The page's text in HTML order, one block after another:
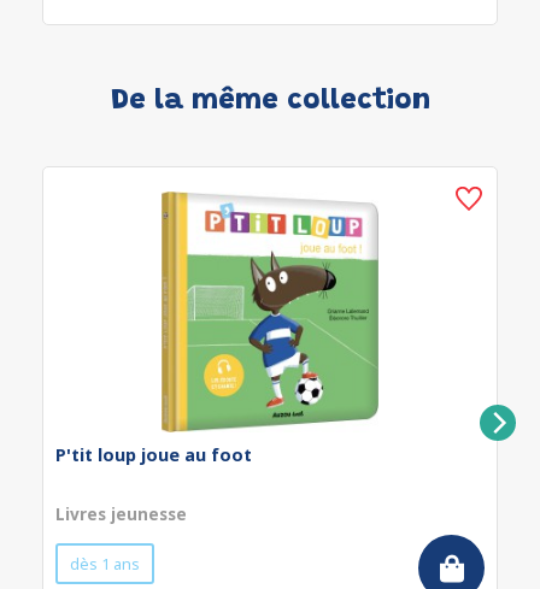
De la même collection
P'tit loup joue au foot
Livres jeunesse
dès 1 ans